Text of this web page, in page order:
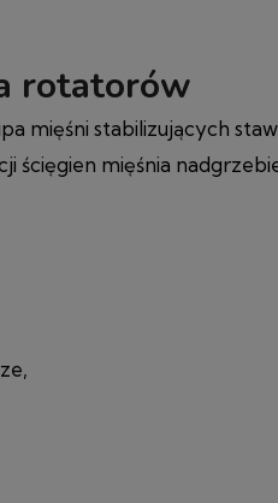
rotatorów
mięśni stabilizujących
ścięgien mięśnia